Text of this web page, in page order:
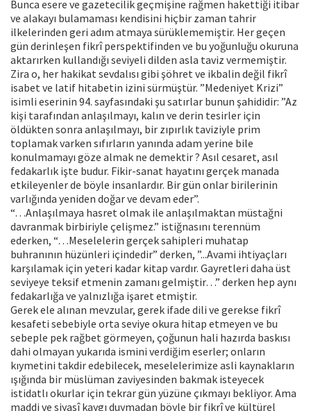
Bunca esere ve gazetecilik geçmişine rağmen hakettiği itibar
ve alakayı bulamaması kendisini hiçbir zaman tahrir
ilkelerinden geri adım atmaya sürüklememiştir. Her geçen
gün derinleşen fikrî perspektifinden ve bu yoğunluğu okuruna
aktarırken kullandığı seviyeli dilden asla taviz vermemiştir.
Zira o, her hakikat sevdalısı gibi şöhret ve ikbalin değil fikrî
isabet ve latif hitabetin izini sürmüştür. ”Medeniyet Krizi”
isimli eserinin 94. sayfasındaki şu satırlar bunun şahididir: ”Az
kişi tarafından anlaşılmayı, kalın ve derin tesirler için
öldükten sonra anlaşılmayı, bir zıpırlık taviziyle prim
toplamak varken sıfırların yanında adam yerine bile
konulmamayı göze almak ne demektir ? Asıl cesaret, asıl
fedakarlık işte budur. Fikir-sanat hayatını gerçek manada
etkileyenler de böyle insanlardır. Bir gün onlar birilerinin
varlığında yeniden doğar ve devam eder”.
“…Anlaşılmaya hasret olmak ile anlaşılmaktan müstağni
davranmak birbiriyle çelişmez.” istiğnasını terennüm
ederken, “…Meselelerin gerçek sahipleri muhatap
buhranının hüzünleri içindedir” derken, ”...Avami ihtiyaçları
karşılamak için yeteri kadar kitap vardır. Gayretleri daha üst
seviyeye teksif etmenin zamanı gelmiştir…” derken hep aynı
fedakarlığa ve yalnızlığa işaret etmiştir.
Gerek ele alınan mevzular, gerek ifade dili ve gerekse fikrî
kesafeti sebebiyle orta seviye okura hitap etmeyen ve bu
sebeple pek rağbet görmeyen, çoğunun hali hazırda baskısı
dahi olmayan yukarıda ismini verdiğim eserler; onların
kıymetini takdir edebilecek, meselelerimize asli kaynakların
ışığında bir müslüman zaviyesinden bakmak isteyecek
istidatlı okurlar için tekrar gün yüzüne çıkmayı bekliyor. Ama
maddi ve siyasî kaygı duymadan böyle bir fikrî ve kültürel